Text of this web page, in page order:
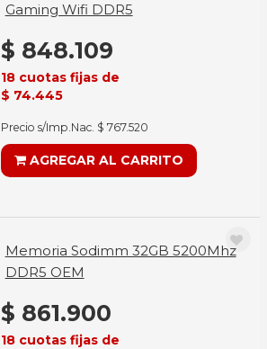
Gaming Wifi DDR5
$ 848.109
18 cuotas fijas de
$ 74.445
Precio s/Imp.Nac. $ 767.520
AGREGAR AL CARRITO
Memoria Sodimm 32GB 5200Mhz
DDR5 OEM
$ 861.900
18 cuotas fijas de